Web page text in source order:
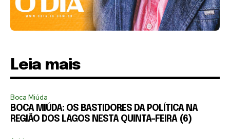
Leia mais
Boca Miúda
BOCA MIÚDA: OS BASTIDORES DA POLÍTICA NA
REGIÃO DOS LAGOS NESTA QUINTA-FEIRA (6)